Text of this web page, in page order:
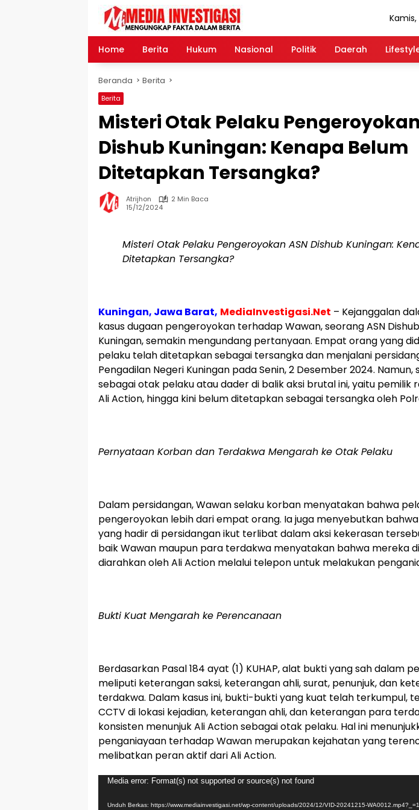
Home Berita Hukum Nasional Politik Daerah
Beranda Berita
Berita
Misteri Otak Pelaku
Dishub Kuningan: Kenapa Belum
Ditetapkan Tersangka?
Atrijhon
2 Min Baca
15/12/2024
Misteri Otak Pelaku Pengeroyokan ASN Dishub Kuningan:
Ditetapkan Tersangka?
Kuningan, Jawa Barat, MediaInvestigasi.Net – Kejanggalan
kasus dugaan pengeroyokan terhadap Wawan, seorang ASN
Kuningan, semakin mengundang pertanyaan. Empat orang yang
pelaku telah ditetapkan sebagai tersangka dan menjalani
Pengadilan Negeri Kuningan pada Senin, 2 Desember 2024. Namun,
sebagai otak pelaku atau dader di balik aksi brutal ini, yaitu pemilik
Ali Action, hingga kini belum ditetapkan sebagai tersangka oleh
Pernyataan Korban dan Terdakwa Mengarah ke Otak Pelaku
Dalam persidangan, Wawan selaku korban menyatakan bahwa
pengeroyokan lebih dari empat orang. Ia juga menyebutkan
yang hadir di persidangan ikut terlibat dalam aksi kekerasan
baik Wawan maupun para terdakwa menyatakan bahwa mereka
diarahkan oleh Ali Action melalui telepon untuk melakukan
Bukti Kuat Mengarah ke Perencanaan
Berdasarkan Pasal 184 ayat (1) KUHAP, alat bukti yang sah dalam
meliputi keterangan saksi, keterangan ahli, surat, penunjuk, dan
terdakwa. Dalam kasus ini, bukti-bukti yang kuat telah terkumpul,
CCTV di lokasi kejadian, keterangan ahli, dan keterangan para
konsisten menunjuk Ali Action sebagai otak pelaku. Hal ini
penganiayaan terhadap Wawan merupakan kejahatan yang
melibatkan peran aktif dari Ali Action.
Pemutar
Media error: Format(s) not supported or source(s) not found
Unduh Berkas: https://www.mediainvestigasi.net/wp-content/uploads/2024/12/VID-20241215-WA0012.mp4?_=1